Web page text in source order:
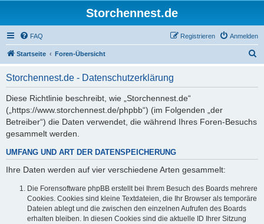
Storchennest.de
FAQ Anmelden
Registrieren
Startseite Foren-Übersicht
Storchennest.de - Datenschutzerklärung
Diese Richtlinie beschreibt, wie „Storchennest.de“
(„https://www.storchennest.de/phpbb“) (im Folgenden „der
Betreiber“) die Daten verwendet, die während Ihres Foren-Besuchs
gesammelt werden.
UMFANG UND ART DER DATENSPEICHERUNG
Ihre Daten werden auf vier verschiedene Arten gesammelt:
Die Forensoftware phpBB erstellt bei Ihrem Besuch des Boards mehrere
Cookies. Cookies sind kleine Textdateien, die Ihr Browser als temporäre
Dateien ablegt und die zwischen den einzelnen Aufrufen des Boards
erhalten bleiben. In diesen Cookies sind die aktuelle ID Ihrer Sitzung